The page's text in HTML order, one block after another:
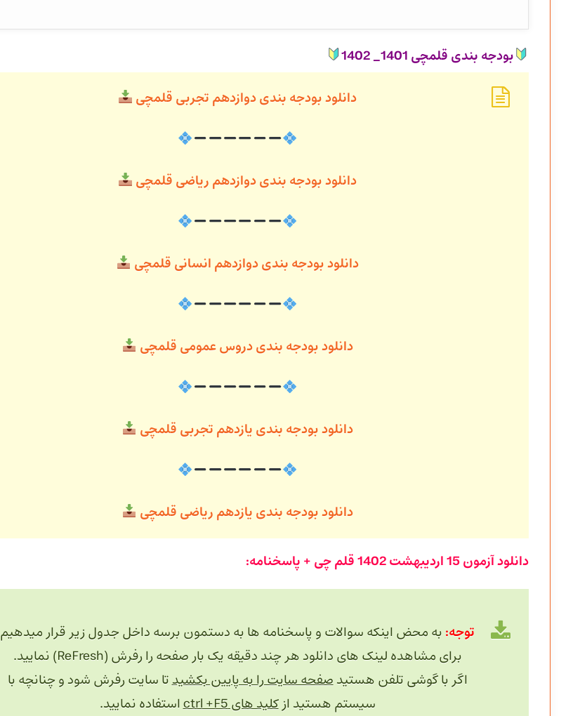
بودجه بندی قلمچی 1401_ 1402
دانلود بودجه بندی دوازدهم تجربی قلمچی
دانلود بودجه بندی دوازدهم ریاضی قلمچی
دانلود بودجه بندی دوازدهم انسانی قلمچی
دانلود بودجه بندی دروس عمومی قلمچی
دانلود بودجه بندی یازدهم تجربی قلمچی
دانلود بودجه بندی یازدهم ریاضی قلمچی
دانلود آزمون15 اردیبهشت
توجه: به محض اینکه سوالات و پاسخنامه ها به دستمون برسه داخل جدول زیر قرار میدهیم
برای مشاهده لینک های دانلود هر چند دقیقه یک بار صفحه را رفرش (ReFresh) نمایید.
اگر با گوشی تلفن هستیدصفحه سایت را به پایین بکشیدتا سایت رفرش شود و چنانچه با
سیستم هستید ازکلید های ctrl +F5 استفاده نمایید.